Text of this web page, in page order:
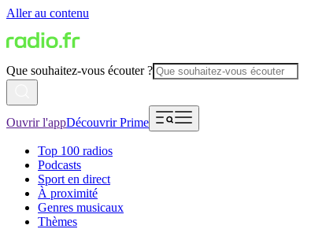
Aller au contenu
Que souhaitez-vous écouter ?
Ouvrir l'appDécouvrir Prime
Top 100 radios
Podcasts
Sport en direct
À proximité
Genres musicaux
Thèmes